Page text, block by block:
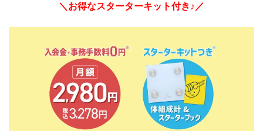
＼お得なスターターキット付き♪／